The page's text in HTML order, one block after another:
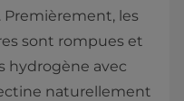
Premièrement, les
sont rompues et
hydrogène avec
naturellement